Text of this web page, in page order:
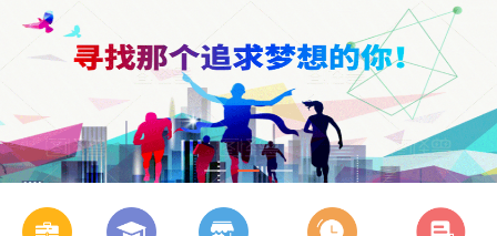
李老师 发布 [文员 ] 招聘信息
【苏州新区星火环境净化有限公司 】 强势入驻
【帝威泰克斯贸易有限公司 】 强势入驻